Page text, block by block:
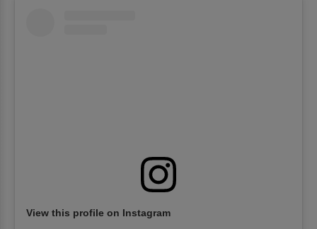
View this profile on Instagram